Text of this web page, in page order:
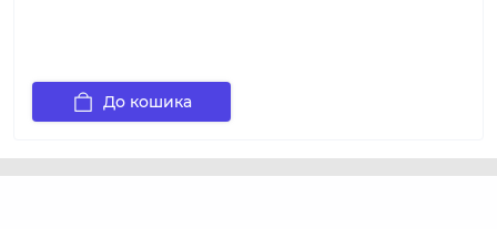
До кошика